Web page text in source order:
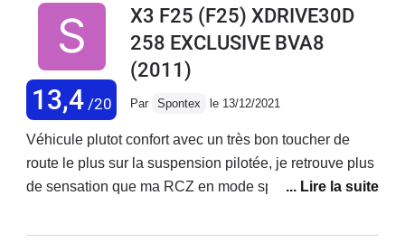
de consommation.Vendu et je ne regrette pas!!!!(bon
courage à mon successeur)
13,4/20
X3 F25 (F25) XDRIVE30D
258 EXCLUSIVE BVA8
(2011)
Par Spontex le 13/12/2021
Véhicule plutot confort avec un très bon toucher de
route le plus sur la suspension pilotée, je retrouve plus
de sensation que ma RCZ en mode sport. Le moteur
le véhicule est spacieux. Après 10 ans de service, pas